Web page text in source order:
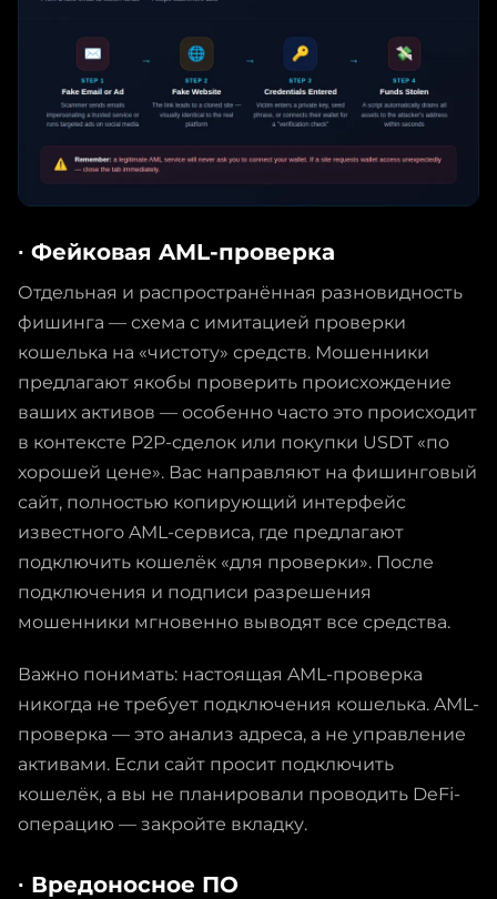
∙ Фейковая AML-проверка
Отдельная и распространённая разновидность
фишинга — схема с имитацией проверки
кошелька на «чистоту» средств. Мошенники
предлагают якобы проверить происхождение
ваших активов — особенно часто это происходит
в контексте P2P-сделок или покупки USDT «по
хорошей цене». Вас направляют на фишинговый
сайт, полностью копирующий интерфейс
известного AML-сервиса, где предлагают
подключить кошелёк «для проверки». После
подключения и подписи разрешения
мошенники мгновенно выводят все средства.
Важно понимать: настоящая AML-проверка
никогда не требует подключения кошелька. AML-
проверка — это анализ адреса, а не управление
активами. Если сайт просит подключить
кошелёк, а вы не планировали проводить DeFi-
операцию — закройте вкладку.
∙ Вредоносное ПО